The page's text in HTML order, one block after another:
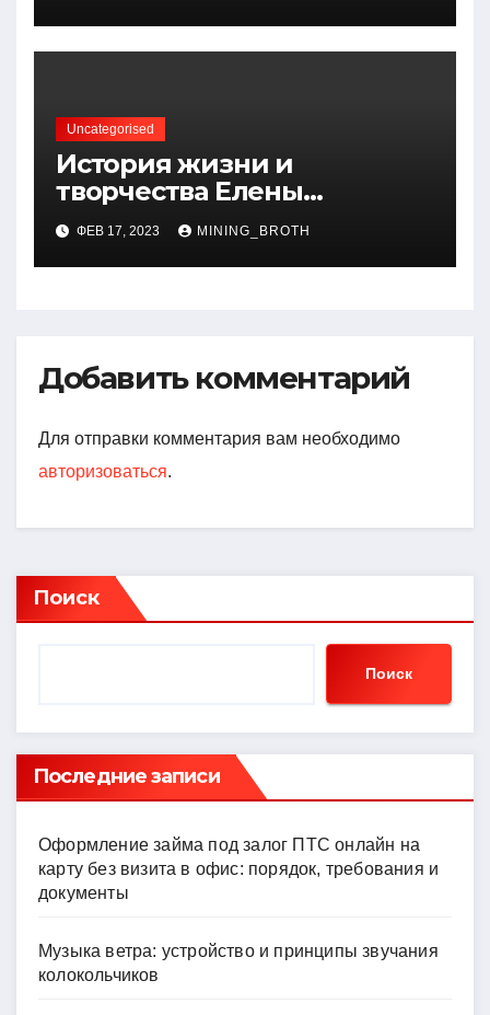
миллионы сердец
Uncategorised
История жизни и
творчества Елены
Дубровской — биография,
достижения, интересные
факты
ФЕВ 17, 2023 MINING_BROTH
Добавить комментарий
Для отправки комментария вам необходимо
авторизоваться.
Поиск
Поиск
Последние записи
Оформление займа под залог ПТС онлайн на
карту без визита в офис: порядок, требования и
документы
Музыка ветра: устройство и принципы звучания
колокольчиков